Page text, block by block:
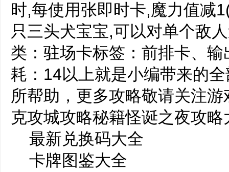
时,每使用张即时卡,魔力值减
只三头犬宝宝,可以对单个敌
类：驻场卡标签：前排卡、
耗：14以上就是小编带来的
所帮助，更多攻略敬请关注
克攻城攻略秘籍怪诞之夜攻略
最新兑换码大全
卡牌图鉴大全